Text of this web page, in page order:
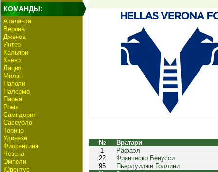
КОМАНДЫ:
Аталанта
Верона
Дженоа
Интер
Кальяри
Кьево
Лацио
Милан
Наполи
Палермо
Парма
Рома
Сампдория
Сассуоло
Торино
Удинезе
Фиорентина
Чезена
Эмполи
Ювентус
№
Вратари
1
Рафаэл
22
Франческо Бенусси
95
Пьерлуиджи Голлини